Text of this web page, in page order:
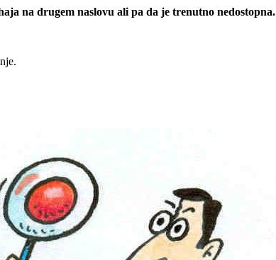
na drugem naslovu ali pa da je trenutno nedostopna.